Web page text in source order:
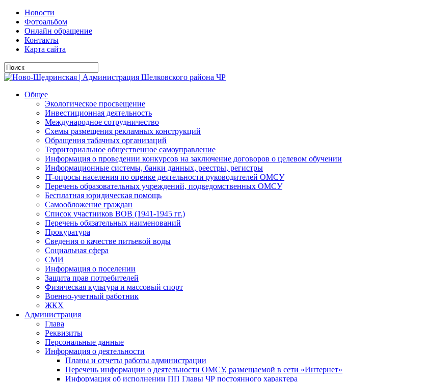
Новости
Фотоальбом
Онлайн обращение
Контакты
Карта сайта
Общее
Экологическое просвещение
Инвестиционная деятельность
Международное сотрудничество
Схемы размещения рекламных конструкций
Обращения табачных организаций
Территориальное общественное самоуправление
Информация о проведении конкурсов на заключение договоров о целевом обучении
Информационные системы, банки данных, реестры, регистры
IT-опросы населения по оценке деятельности руководителей ОМСУ
Перечень образовательных учреждений, подведомственных ОМСУ
Бесплатная юридическая помощь
Самообложение граждан
Список участников ВОВ (1941-1945 гг.)
Перечень обязательных наименований
Прокуратура
Сведения о качестве питьевой воды
Социальная сфера
СМИ
Информация о поселении
Защита прав потребителей
Физическая культура и массовый спорт
Военно-учетный работник
ЖКХ
Администрация
Глава
Реквизиты
Персональные данные
Информация о деятельности
Планы и отчеты работы администрации
Перечень информации о деятельности ОМСУ, размещаемой в сети «Интернет»
Информация об исполнении ПП Главы ЧР постоянного характера